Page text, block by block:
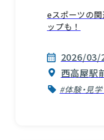
eスポーツの
ップも！
2026/03/
西高屋駅
#体験・見学